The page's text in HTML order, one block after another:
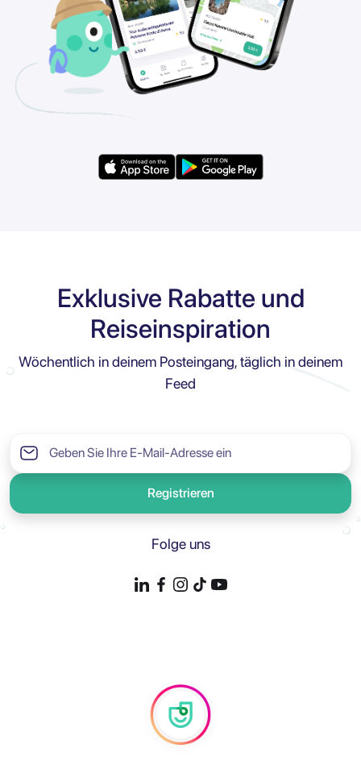
Exklusive Rabatte und
Reiseinspiration
Wöchentlich in deinem Posteingang, täglich in deinem
Feed
Registrieren
Folge uns